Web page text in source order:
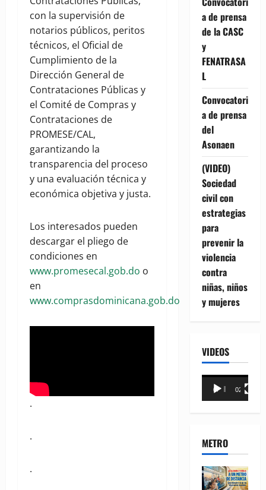
con la supervisión de
notarios públicos, peritos
técnicos, el Oficial de
Cumplimiento de la
Dirección General de
Contrataciones Públicas y
el Comité de Compras y
Contrataciones de
PROMESE/CAL,
garantizando la
transparencia del proceso
y una evaluación técnica y
económica objetiva y justa.
Los interesados pueden
descargar el pliego de
condiciones en
www.promesecal.gob.do o
en
www.comprasdominicana.gob.do
.
.
.
a de prensa
de la CASC
y
FENATRASA
L
Convocatori
a de prensa
del
Asonaen
(VIDEO)
Sociedad
civil con
estrategias
para
prevenir la
violencia
contra
niñas, niños
y mujeres
VIDEOS
Reproductor
00:00 02:18
METRO